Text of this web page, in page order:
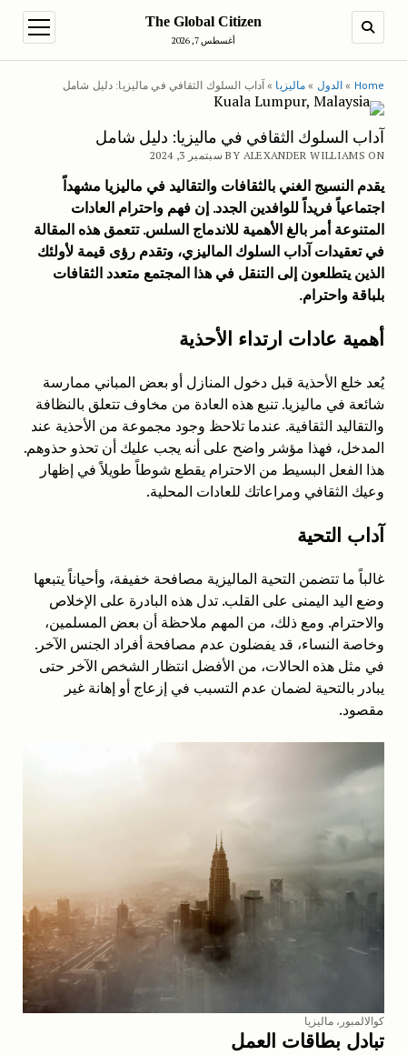
SEARCH
The Global Citizen
أغسطس 7, 2026
menu
Home
» الدول » ماليزيا »آداب السلوك الثقافي في ماليزيا: دليل شامل
آداب السلوك الثقافي في ماليزيا: دليل شامل
BY ALEXANDER WILLIAMS ON سبتمبر 3, 2024
يقدم النسيج الغني بالثقافات والتقاليد في ماليزيا مشهداً
اجتماعياً فريداً للوافدين الجدد. إن فهم واحترام العادات
المتنوعة أمر بالغ الأهمية للاندماج السلس. تتعمق هذه المقالة
في تعقيدات آداب السلوك الماليزي، وتقدم رؤى قيمة لأولئك
الذين يتطلعون إلى التنقل في هذا المجتمع متعدد الثقافات
بلباقة واحترام.
أهمية عادات ارتداء الأحذية
يُعد خلع الأحذية قبل دخول المنازل أو بعض المباني ممارسة
شائعة في ماليزيا. تنبع هذه العادة من مخاوف تتعلق بالنظافة
والتقاليد الثقافية. عندما تلاحظ وجود مجموعة من الأحذية عند
المدخل، فهذا مؤشر واضح على أنه يجب عليك أن تحذو حذوهم.
هذا الفعل البسيط من الاحترام يقطع شوطاً طويلاً في إظهار
وعيك الثقافي ومراعاتك للعادات المحلية.
آداب التحية
غالباً ما تتضمن التحية الماليزية مصافحة خفيفة، وأحياناً يتبعها
وضع اليد اليمنى على القلب. تدل هذه البادرة على الإخلاص
والاحترام. ومع ذلك، من المهم ملاحظة أن بعض المسلمين،
وخاصة النساء، قد يفضلون عدم مصافحة أفراد الجنس الآخر.
في مثل هذه الحالات، من الأفضل انتظار الشخص الآخر حتى
يبادر بالتحية لضمان عدم التسبب في إزعاج أو إهانة غير
مقصود.
كوالالمبور، ماليزيا
تبادل بطاقات العمل